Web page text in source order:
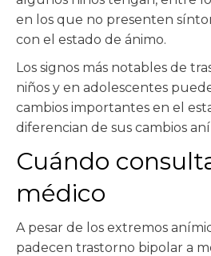
en los que no presenten
con el estado de ánimo.
Los signos más notables de
niños y en adolescentes
cambios importantes en el
diferencian de sus cambios
Cuándo
médico
A pesar de los extremos
padecen trastorno bipolar a